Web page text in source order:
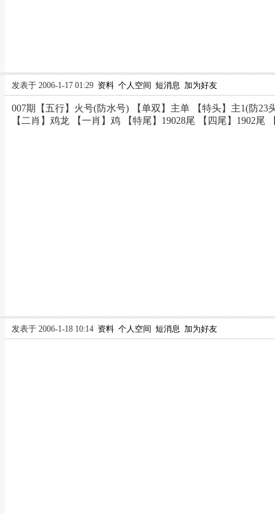
发表于 2006-1-17 01:29 资料 个人空间 短消息 加为好友
007期【五行】火号(防水号) 【单双】主单 【特头】主1(防
【二肖】鸡龙 【一肖】鸡 【特尾】19028尾 【四尾】1902尾
发表于 2006-1-18 10:14 资料 个人空间 短消息 加为好友